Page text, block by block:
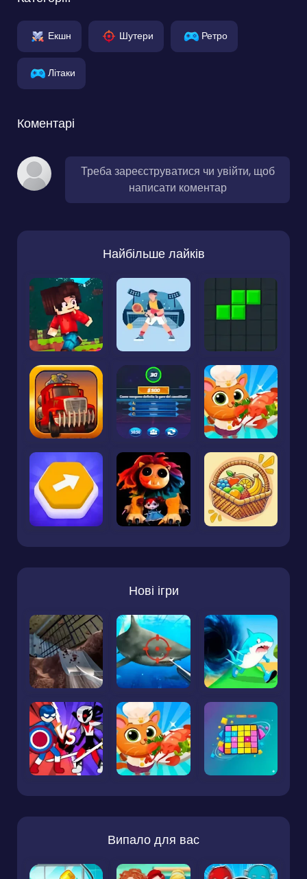
Екшн Шутери Ретро
Літаки
Коментарі
Треба зареєструватися чи увійти, щоб
написати коментар
Найбільше лайків
Нові ігри
Випало для вас